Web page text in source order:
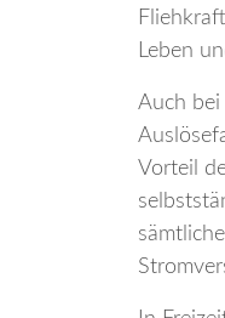
Leben
Auch bei
Vorteil